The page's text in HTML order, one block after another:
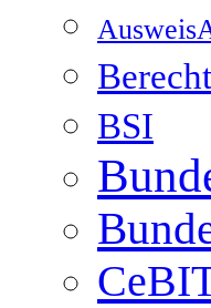
BSI